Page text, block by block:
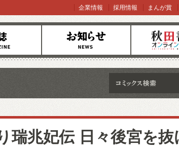
お知らせ オンラインショ
企業情報 採用情報 まんが賞
瑞兆妃伝 日々後宮を抜